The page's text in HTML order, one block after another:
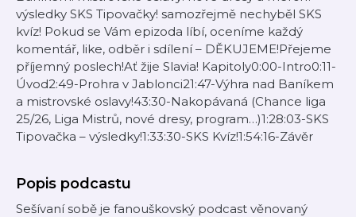
výsledky SKS Tipovačky! samozřejmě nechyběl SKS
kvíz! Pokud se Vám epizoda líbí, oceníme každý
komentář, like, odběr i sdílení – DĚKUJEME!Přejeme
příjemný poslech!Ať žije Slavia! Kapitoly0:00-Intro0:11-
Úvod2:49-Prohra v Jablonci21:47-Výhra nad Baníkem
a mistrovské oslavy!43:30-Nakopávaná (Chance liga
25/26, Liga Mistrů, nové dresy, program…)1:28:03-SKS
Tipovačka – výsledky!1:33:30-SKS Kvíz!1:54:16-Závěr
Popis podcastu
Sešívaní sobě je fanouškovský podcast věnovaný